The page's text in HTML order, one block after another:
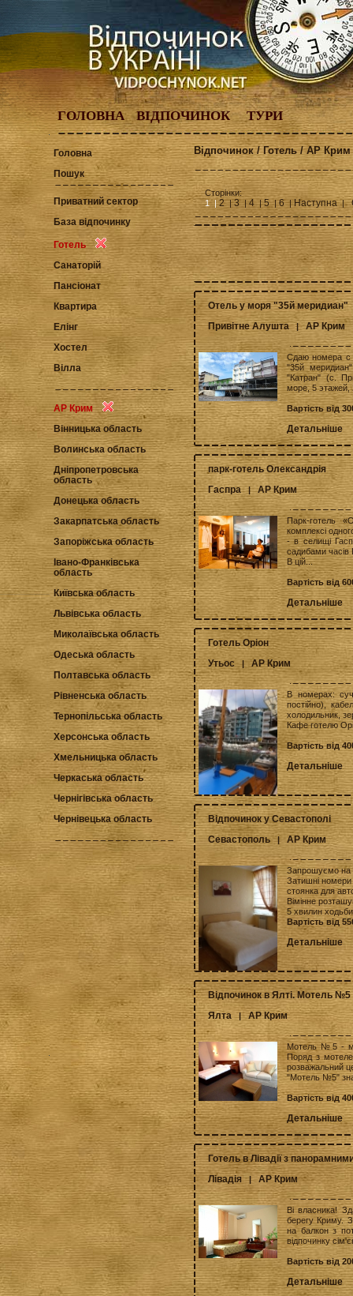
ГОЛОВНА ВІДПОЧИНОК ТУРИ
Головна
Пошук
Приватний сектор
База відпочинку
Готель
Санаторій
Пансіонат
Квартира
Елінг
Хостел
Вілла
АР Крим
Вінницька область
Волинська область
Дніпропетровська
область
Донецька область
Закарпатська область
Запоріжська область
Івано-Франківська
область
Київська область
Львівська область
Миколаївська область
Одеська область
Полтавська область
Рівненська область
Тернопільська область
Херсонська область
Хмельницька область
Черкаська область
Чернігівська область
Чернівецька область
Відпочинок / Готель / АР
Сторінки:
1 | 2|3| 4|5|6| Наступна|
Отель у моря "35й меридиан"
Привітне Алушта |АР Крим
Сдаю номера с
"35й
"Катран" (с.
море, 5
Вартість від
Детальніше
парк-готель Олександрія
Гаспра |АР Крим
Парк-готель
комплексі
- в селищі
садибами часів
В цій...
Вартість від
Детальніше
Готель Оріон
Утьос |АР Крим
В номерах:
постійно),
холодильник,
Кафе готелю
Вартість від
Детальніше
Відпочинок у Севастополі
Севастополь | АР Крим
Запрошуємо на
Затишні номери
стоянка для
Вімінне
5 хвилин
Вартість від
Детальніше
Відпочинок в Ялті. Мотель №5
Ялта |АР Крим
Мотель №5 -
Поряд з
розважальний
"Мотель №5"
Вартість від
Детальніше
Готель в Лівадії з
Лівадія | АР Крим
Ві власника!
берегу Криму.
на балкон з
відпочинку
Вартість від
Детальніше